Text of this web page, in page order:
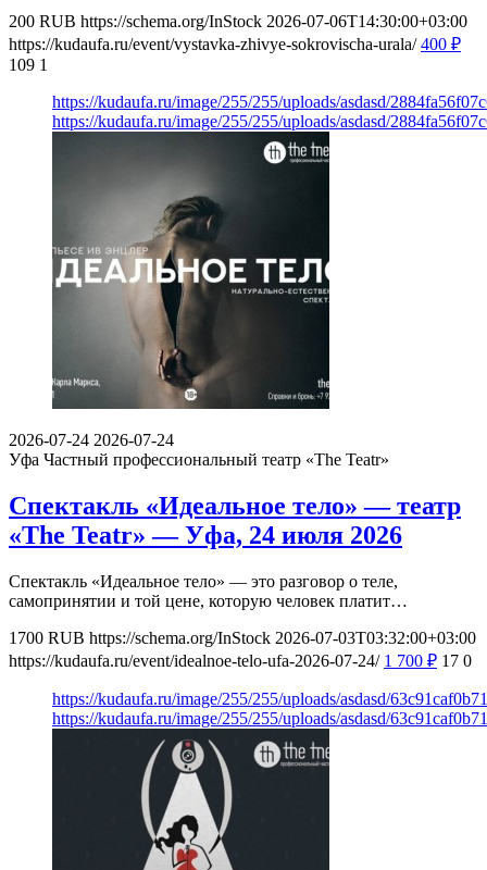
200 RUB https://schema.org/InStock 2026-07-06T14:30:00+03:00
https://kudaufa.ru/event/vystavka-zhivye-sokrovischa-urala/ 400 ₽
109 1
https://kudaufa.ru/image/255/255/uploads/asdasd/
https://kudaufa.ru/image/255/255/uploads/asdasd/
2026-07-24 2026-07-24
Уфа Частный профессиональный театр «The Teatr»
Спектакль «Идеальное тело» — театр
«The Teatr» — Уфа, 24 июля 2026
Спектакль «Идеальное тело» — это разговор о теле,
самопринятии и той цене, которую человек платит…
1700 RUB https://schema.org/InStock 2026-07-03T03:32:00+03:00
https://kudaufa.ru/event/idealnoe-telo-ufa-2026-07-24/ 1 700 ₽ 17 0
https://kudaufa.ru/image/255/255/uploads/asdasd/
https://kudaufa.ru/image/255/255/uploads/asdasd/